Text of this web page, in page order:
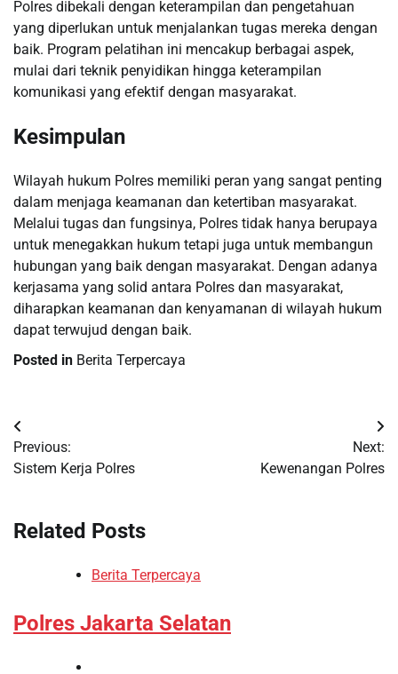
Polres dibekali dengan keterampilan dan pengetahuan
yang diperlukan untuk menjalankan tugas mereka dengan
baik. Program pelatihan ini mencakup berbagai aspek,
mulai dari teknik penyidikan hingga keterampilan
komunikasi yang efektif dengan masyarakat.
Kesimpulan
Wilayah hukum Polres memiliki peran yang sangat penting
dalam menjaga keamanan dan ketertiban masyarakat.
Melalui tugas dan fungsinya, Polres tidak hanya berupaya
untuk menegakkan hukum tetapi juga untuk membangun
hubungan yang baik dengan masyarakat. Dengan adanya
kerjasama yang solid antara Polres dan masyarakat,
diharapkan keamanan dan kenyamanan di wilayah hukum
dapat terwujud dengan baik.
Posted in Berita Terpercaya
Post
navigation
Previous:
Sistem Kerja Polres
Next:
Kewenangan Polres
Related Posts
Berita Terpercaya
Polres Jakarta Selatan